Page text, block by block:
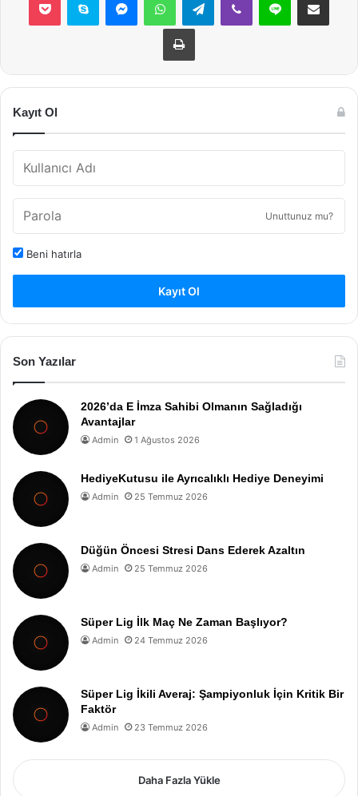
Yazdır
Kayıt Ol
Unuttunuz mu?
Beni hatırla
Kayıt Ol
Son Yazılar
2026’da E İmza Sahibi Olmanın Sağladığı
Avantajlar
Admin 1 Ağustos 2026
HediyeKutusu ile Ayrıcalıklı Hediye Deneyimi
Admin 25 Temmuz 2026
Düğün Öncesi Stresi Dans Ederek Azaltın
Admin 25 Temmuz 2026
Süper Lig İlk Maç Ne Zaman Başlıyor?
Admin 24 Temmuz 2026
Süper Lig İkili Averaj: Şampiyonluk İçin Kritik Bir
Faktör
Admin 23 Temmuz 2026
Daha Fazla Yükle